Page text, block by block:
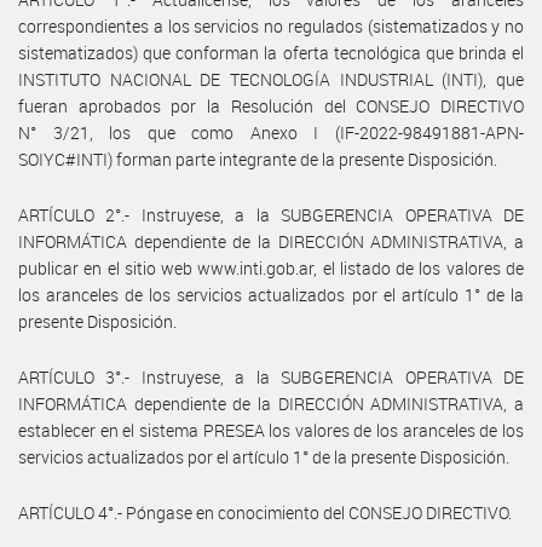
correspondientes a los servicios no regulados (sistematizados y no
sistematizados) que conforman la oferta tecnológica que brinda el
INSTITUTO NACIONAL DE TECNOLOGÍA INDUSTRIAL (INTI), que
fueran aprobados por la Resolución del CONSEJO DIRECTIVO
N° 3/21, los que como Anexo I (IF-2022-98491881-APN-
SOIYC#INTI) forman parte integrante de la presente Disposición.
ARTÍCULO 2°.- Instruyese, a la SUBGERENCIA OPERATIVA DE
INFORMÁTICA dependiente de la DIRECCIÓN ADMINISTRATIVA, a
publicar en el sitio web www.inti.gob.ar, el listado de los valores de
los aranceles de los servicios actualizados por el artículo 1° de la
presente Disposición.
ARTÍCULO 3°.- Instruyese, a la SUBGERENCIA OPERATIVA DE
INFORMÁTICA dependiente de la DIRECCIÓN ADMINISTRATIVA, a
establecer en el sistema PRESEA los valores de los aranceles de los
servicios actualizados por el artículo 1° de la presente Disposición.
ARTÍCULO 4°.- Póngase en conocimiento del CONSEJO DIRECTIVO.